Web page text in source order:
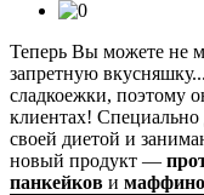
Теперь Вы можете не
запретную
сладкоежки, поэтому
клиентах! Специально
своей диетой и
новый продукт —
панкейков и